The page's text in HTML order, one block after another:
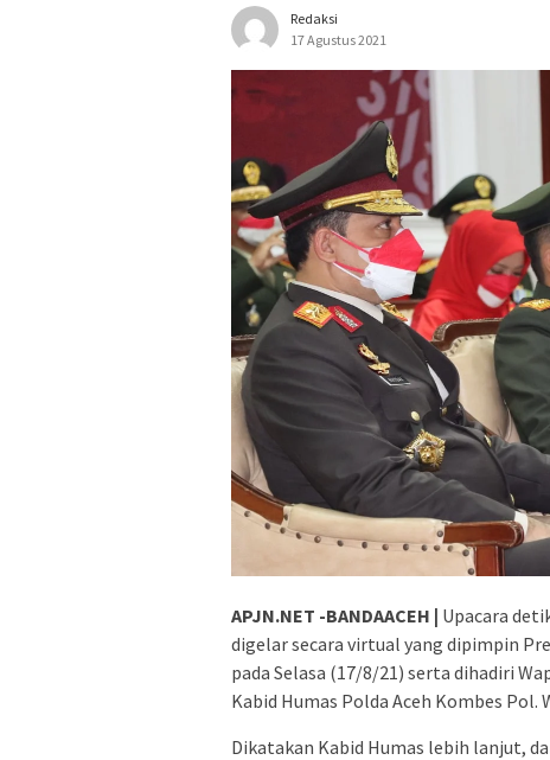
Redaksi
17 Agustus 2021
APJN.NET -BANDAACEH | Upacara
digelar secara virtual yang dipimpin
pada Selasa (17/8/21) serta dihadiri
Kabid Humas Polda Aceh Kombes Pol.
Dikatakan Kabid Humas lebih lanjut,